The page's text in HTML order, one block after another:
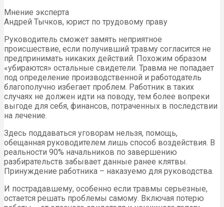
Мнение эксперта
Андрей Тычков, юрист по трудовому праву
Руководитель сможет замять неприятное
происшествие, если получивший травму согласится не
предпринимать никаких действий. Похожим образом
«убираются» остальные свидетели. Травма не попадает
под определение производственной и работодатель
благополучно избегает проблем. Работник в таких
случаях не должен идти на поводу, тем более вопреки
выгоде для себя, финансов, потраченных в последствии
на лечение.
Здесь поддаваться уговорам нельзя, помощь,
обещанная руководителем лишь способ воздействия. В
реальности 90% начальников по завершению
разбирательств забывает данные ранее клятвы.
Принуждение работника – наказуемо для руководства.
И пострадавшему, особенно если травмы серьезные,
остается решать проблемы самому. Включая потерю